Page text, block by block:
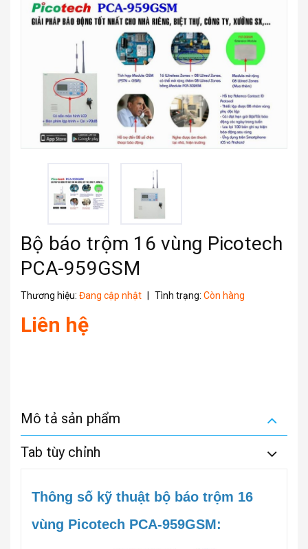
Bộ báo trộm 16 vùng Picotech
PCA-959GSM
Thương hiệu: Đang cập nhật Tình trạng: Còn hàng
Liên hệ
Mô tả sản phẩm
Tab tùy chỉnh
Thông số kỹ thuật bộ báo trộm 16
vùng Picotech PCA-959GSM: